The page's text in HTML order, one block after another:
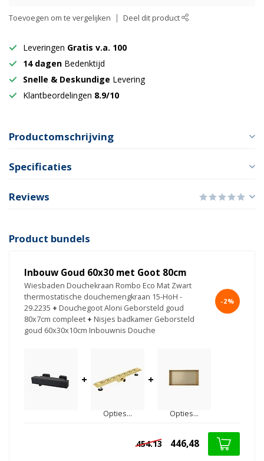
Toevoegen om te vergelijken Deel dit product
Leveringen Gratis v.a. 100
14 dagen Bedenktijd
Snelle & Deskundige Levering
Klantbeordelingen 8.9/10
Productomschrijving
Specificaties
Reviews
Product bundels
Inbouw Goud 60x30 met Goot 80cm
Wiesbaden Douchekraan Rombo Eco Mat Zwart
thermostatische douchemengkraan 15-HoH -
29.2235 + Douchegoot Aloni Geborsteld goud
80x7cm compleet + Nisjes badkamer Geborsteld
goud 60x30x10cm Inbouwnis Douche
-2%
+
Opties...
+
Opties...
454.13 446,48